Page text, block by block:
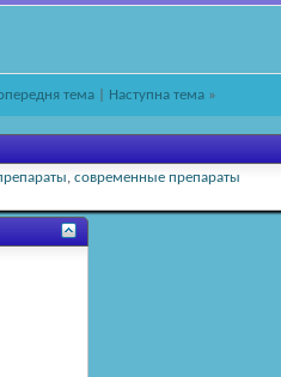
тема Наступна тема »
, современные препараты